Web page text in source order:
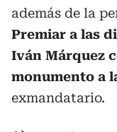
además de la
Premiar a las
Iván Márquez
monumento a
exmandatario.